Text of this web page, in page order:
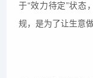
于“效力待定”状态
规，是为了让生意